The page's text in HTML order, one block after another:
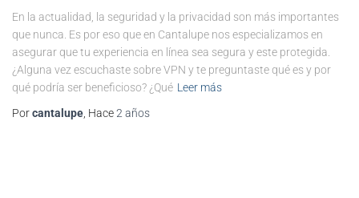
En la actualidad, la seguridad y la privacidad son más importantes
que nunca. Es por eso que en Cantalupe nos especializamos en
asegurar que tu experiencia en línea sea segura y este protegida.
¿Alguna vez escuchaste sobre VPN y te preguntaste qué es y por
qué podría ser beneficioso? ¿Qué Leer más
Porcantalupe , Hace2 años